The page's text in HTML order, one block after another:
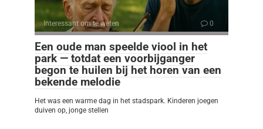
Interessant om te weten 0
Een oude man speelde viool in het
park — totdat een voorbijganger
begon te huilen bij het horen van een
bekende melodie
Het was een warme dag in het stadspark. Kinderen joegen
duiven op, jonge stellen